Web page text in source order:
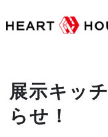
展示キッ
らせ！